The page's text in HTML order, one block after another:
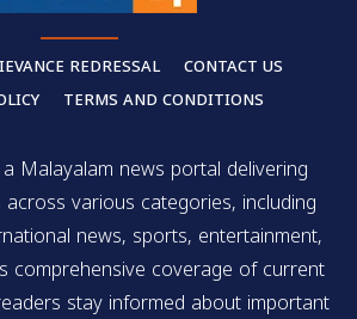
REDRESSAL
CONTACT US
TERMS AND CONDITIONS
Malayalam news portal delivering
various categories, including
news, sports, entertainment,
comprehensive coverage of current
stay informed about important